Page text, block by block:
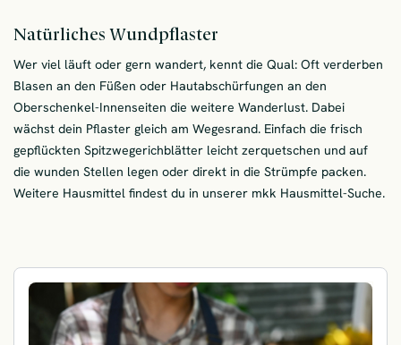
Natürliches Wundpflaster
Wer viel läuft oder gern wandert, kennt die Qual: Oft verderben
Blasen an den Füßen oder Hautabschürfungen an den
Oberschenkel-Innenseiten die weitere Wanderlust. Dabei
wächst dein Pflaster gleich am Wegesrand. Einfach die frisch
gepflückten Spitzwegerichblätter leicht zerquetschen und auf
die wunden Stellen legen oder direkt in die Strümpfe packen.
Weitere Hausmittel findest du in unserer mkk Hausmittel-Suche.